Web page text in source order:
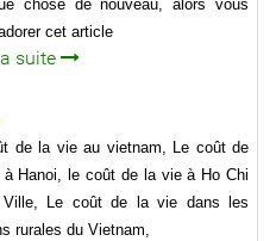
chose de nouveau, alors vous
cet article
suite
de la vie au vietnam, Le coût de
à Hanoi, le coût de la vie à Ho Chi
Ville, Le coût de la vie dans les
rurales du Vietnam,